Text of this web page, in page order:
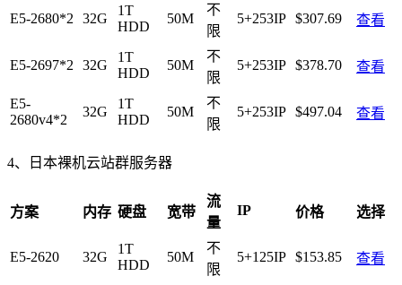
E5-2680*2 32G
1T
HDD
50M
不
限
5+253IP $307.69 查看
E5-2697*2 32G
1T
HDD
50M
不
限
5+253IP $378.70 查看
E5-
2680v4*2
32G
1T
HDD
50M
不
限
5+253IP $497.04 查看
4、日本裸机云站群服务器
方案 内存 硬盘 宽带
流
量
IP 价格 选择
E5-2620 32G
1T
HDD
50M
不
限
5+125IP $153.85 查看